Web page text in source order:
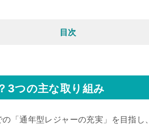
目次
3つの主な取り組み
「通年型レジャーの充実」を目指し、